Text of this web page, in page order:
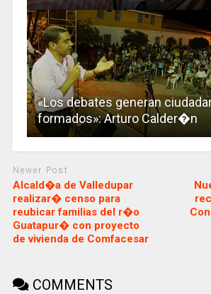
«Los debates generan
formados»: Arturo Calder�n
Newer Post
Alcald�a de Valledupar
realizar� censo para
reubicar familias del r�o
Guatapur� con proyecto
de vivienda de Comfacesar
COMMENTS